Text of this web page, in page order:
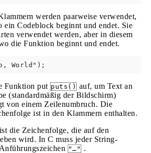
werden paarweise verwendet,
ein Codeblock beginnt und endet. Sie
verwendet werden, aber in diesem
die Funktion beginnt und endet.
Funktion put puts() auf, um Text an
(standardmäßig der Bildschirm)
von einem Zeilenumbruch. Die
ist in den Klammern enthalten.
ist die Zeichenfolge, die auf den
wird. In C muss jeder String-
"…" .